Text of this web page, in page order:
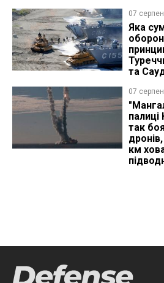
07
Яка
та
07
так
км